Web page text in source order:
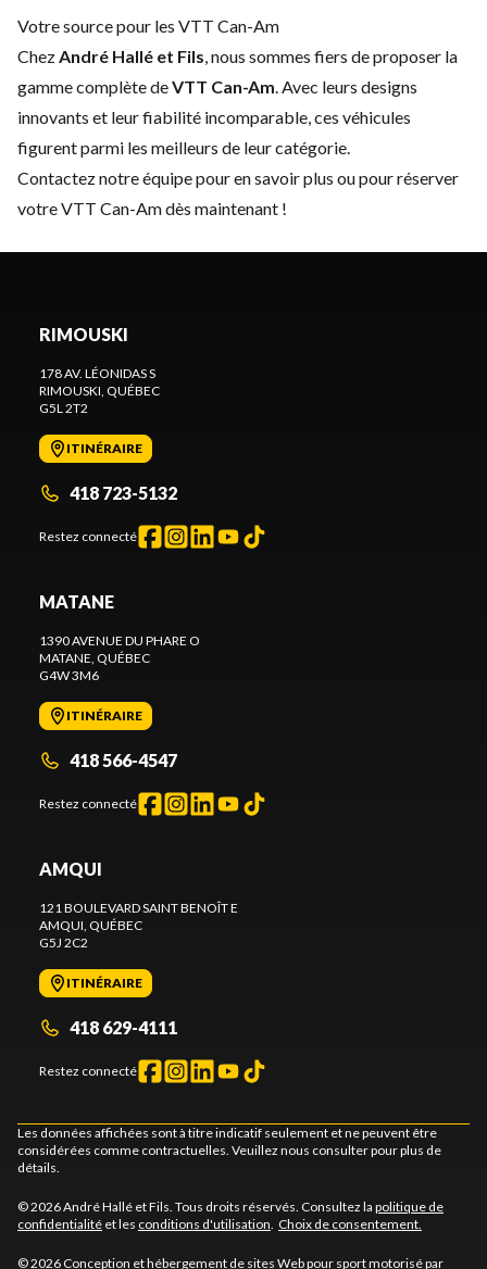
Votre source pour les VTT Can-Am
ChezAndré Hallé et Fils, nous sommes fiers de proposer la
gamme complète deVTT Can-Am. Avec leurs designs
innovants et leur fiabilité incomparable, ces véhicules
figurent parmi les meilleurs de leur catégorie.
Contactez notre équipepour en savoir plus ou pour réserver
votre VTT Can-Am dès maintenant !
RIMOUSKI
178 AV. LÉONIDAS S
RIMOUSKI, QUÉBEC
G5L 2T2
ITINÉRAIRE
418 723-5132
Restez connecté
MATANE
1390 AVENUE DU PHARE O
MATANE, QUÉBEC
G4W 3M6
ITINÉRAIRE
418 566-4547
Restez connecté
AMQUI
121 BOULEVARD SAINT BENOÎT E
AMQUI, QUÉBEC
G5J 2C2
ITINÉRAIRE
418 629-4111
Restez connecté
Les données affichées sont à titre indicatif seulement et ne peuvent être
considérées comme contractuelles. Veuillez nous consulter pour plus de
détails.
© 2026 André Hallé et Fils. Tous droits réservés. Consultez la politique de
confidentialité et les conditions d'utilisation. Choix de consentement.
© 2026 Conception et hébergement de sites Web pour sport motorisé par